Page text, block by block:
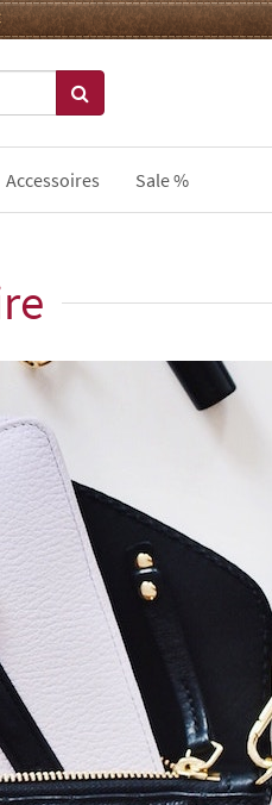
Accessoires Sale %